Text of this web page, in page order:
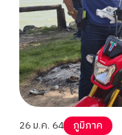
26 ม.ค. 64 ภูมิภาค